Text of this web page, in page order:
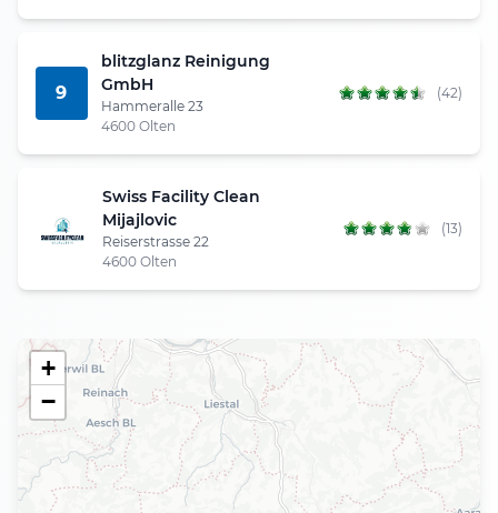
9
blitzglanz Reinigung
GmbH
Hammeralle 23
4600 Olten
(42)
Swiss Facility Clean
Mijajlovic
Reiserstrasse 22
4600 Olten
(13)
+
−